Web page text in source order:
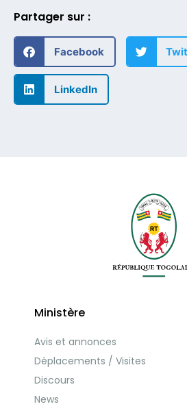
Partager sur :
Facebook
LinkedIn
Ministère
Avis et annonces
Déplacements / Visites
Discours
News